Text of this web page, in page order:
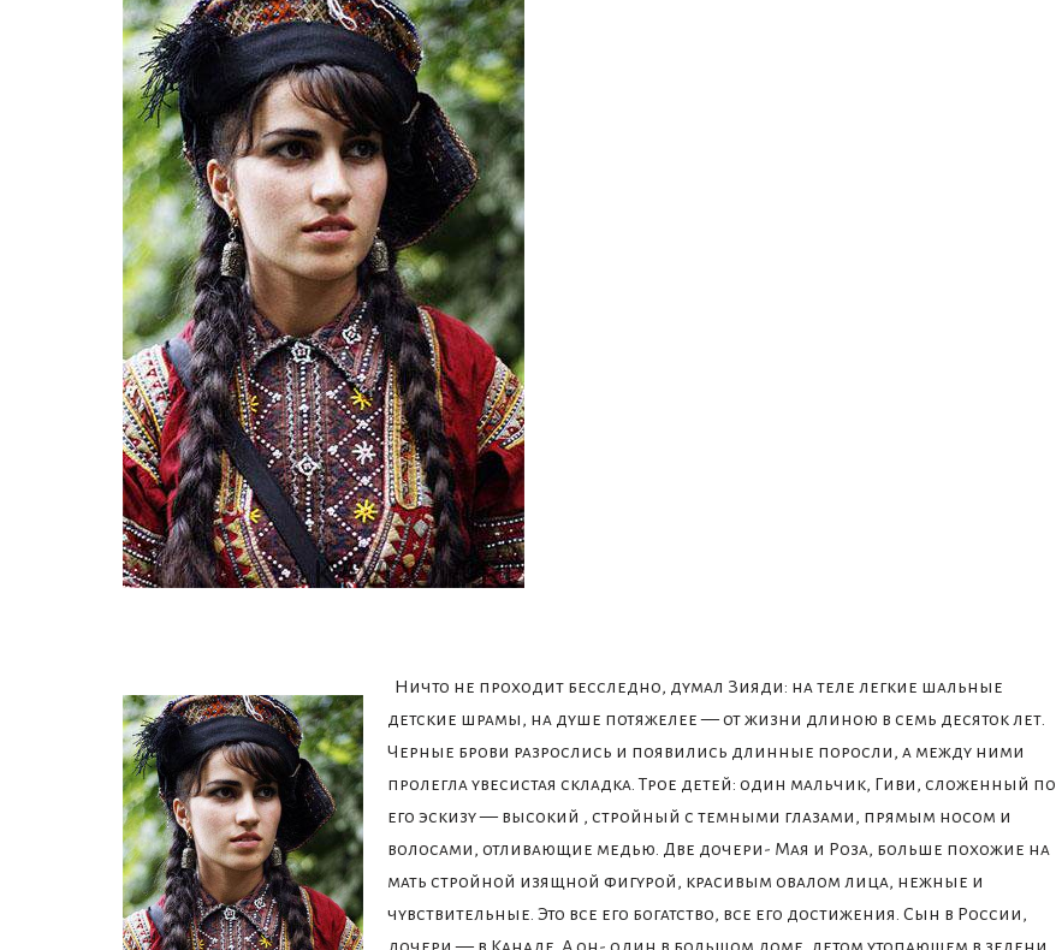
Ничто не проходит бесследно, думал Зияди: на теле легкие шальные
детские шрамы, на душе потяжелее — от жизни длиною в семь десяток лет.
Черные брови разрослись и появились длинные поросли, а между ними
пролегла увесистая складка. Трое детей: один мальчик, Гиви, сложенный по
его эскизу — высокий , стройный с темными глазами, прямым носом и
волосами, отливающие медью. Две дочери- Мая и Роза, больше похожие на
мать стройной изящной фигурой, красивым овалом лица, нежные и
чувствительные. Это все его богатство, все его достижения. Сын в России,